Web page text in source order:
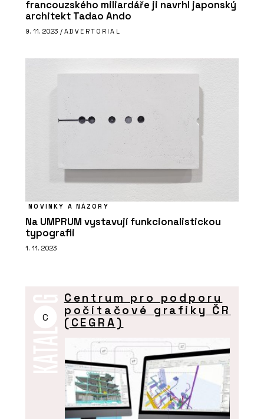
francouzského miliardáře ji navrhl japonský
architekt Tadao Ando
9. 11. 2023 / ADVERTORIAL
NOVINKY A NÁZORY
Na UMPRUM vystavují funkcionalistickou
typografii
1. 11. 2023
C
Centrum pro podporu
počítačové grafiky ČR
(CEGRA)